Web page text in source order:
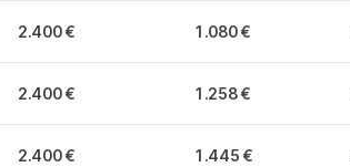
2.400 € 1.080 €
2.400 € 1.258 €
2.400 € 1.445 €